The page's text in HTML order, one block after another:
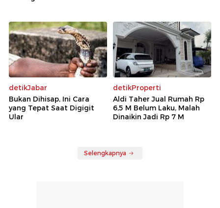
detikJabar
Bukan Dihisap, Ini Cara
yang Tepat Saat Digigit
Ular
detikProperti
Aldi Taher Jual Rumah Rp
6,5 M Belum Laku, Malah
Dinaikin Jadi Rp 7 M
Selengkapnya